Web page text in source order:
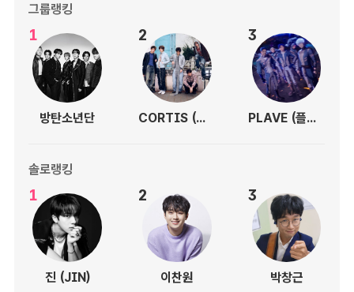
그룹랭킹
1
방탄소년단
2
CORTIS (코르티스)
3
PLAVE (플레이브)
솔로랭킹
1
진 (JIN)
2
이찬원
3
박창근